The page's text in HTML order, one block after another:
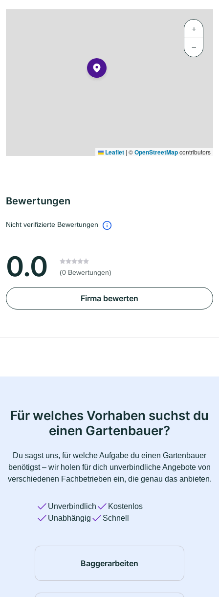
+
−
Leaflet | ©OpenStreetMapcontributors
Bewertungen
Nicht verifizierte Bewertungen
0.0 (0 Bewertungen)
Firma bewerten
Für welches Vorhaben suchst du
einen Gartenbauer?
Du sagst uns, für welche Aufgabe du einen Gartenbauer
benötigst – wir holen für dich unverbindliche Angebote von
verschiedenen Fachbetrieben ein, die genau das anbieten.
Unverbindlich
Kostenlos
Unabhängig
Schnell
Baggerarbeiten